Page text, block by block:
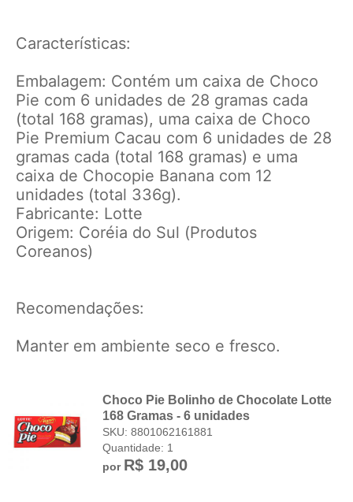
Características:
Embalagem: Contém um caixa de Choco
Pie com 6 unidades de 28 gramas cada
(total 168 gramas), uma caixa de Choco
Pie Premium Cacau com 6 unidades de 28
gramas cada (total 168 gramas) e uma
caixa de Chocopie Banana com 12
unidades (total 336g).
Fabricante: Lotte
Origem: Coréia do Sul (Produtos
Coreanos)
Recomendações:
Manter em ambiente seco e fresco.
Choco Pie Bolinho de Chocolate Lotte
168 Gramas - 6 unidades
SKU: 8801062161881
Quantidade: 1
por R$ 19,00